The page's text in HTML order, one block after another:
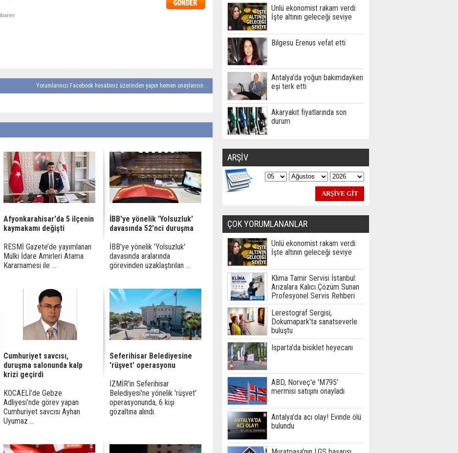
Yorumlarınızı Facebook hesabınız üzerinden yapın hemen onaylansın...
Afyonkarahisar'da 5 ilçenin
kaymakamı değişti
RESMİ Gazete’de yayımlanan
Mülki İdare Amirleri Atama
Kararnamesi ile ...
İBB'ye yönelik 'Yolsuzluk'
davasında 52’nci duruşma
İBB'ye yönelik 'Yolsuzluk'
davasında aralarında
görevinden uzaklaştırılan ...
Cumhuriyet savcısı,
duruşma salonunda kalp
krizi geçirdi
KOCAELİ’de Gebze
Adliyesi’nde görev yapan
Cumhuriyet savcısı Ayhan
Uyumaz ...
Seferihisar Belediyesine
'rüşvet' operasyonu
İZMİR'in Seferihisar
Belediyesi'ne yönelik 'rüşvet'
operasyonunda, 6 kişi
gözaltına alındı.
Ünlü ekonomist rakam verdi:
İşte altının geleceği seviye
Bilgesu Erenus vefat etti
Antalya'da yoğun bakımdayken
eşi terk etti
Akaryakıt fiyatlarında son
durum
ARŞİV
ÇOK YORUMLANANLAR
Ünlü ekonomist rakam verdi:
İşte altının geleceği seviye
Klima Tamir Servisi İstanbul:
Arızalara Kalıcı Çözüm Sunan
Profesyonel Servis Rehberi
Lerestograf Sergisi,
Dokumapark'ta sanatseverle
buluştu
Isparta'da bisiklet heyecanı
ABD, Norveç'e 'M795'
mermisi satışını onayladı
Antalya'da acı olay! Evinde ölü
bulundu